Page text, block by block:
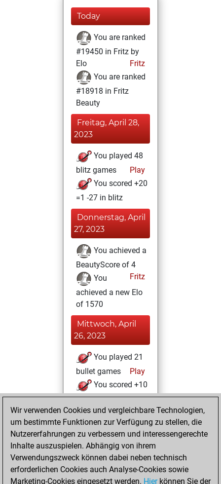
Today
You are ranked
#19450 in Fritz by
Elo
Fritz
You are ranked
#18918 in Fritz
Beauty
Freitag, April 28,
2023
You played 48
blitz games
Play
You scored +20
=1 -27 in blitz
Donnerstag, April
27, 2023
You achieved a
BeautyScore of 4
Fritz
You
achieved a new Elo
of 1570
Mittwoch, April
26, 2023
You played 21
bullet games
Play
You scored +10
=1 -10 in bullet
Dienstag, April 18,
2023
You won
against Fritz
Fritz
Wir verwenden Cookies und vergleichbare Technologien,
um bestimmte Funktionen zur Verfügung zu stellen, die
Nutzererfahrungen zu verbessern und interessengerechte
Inhalte auszuspielen. Abhängig von ihrem
Verwendungszweck können dabei neben technisch
erforderlichen Cookies auch Analyse-Cookies sowie
Marketing-Cookies eingesetzt werden. Hierkönnen Sie der